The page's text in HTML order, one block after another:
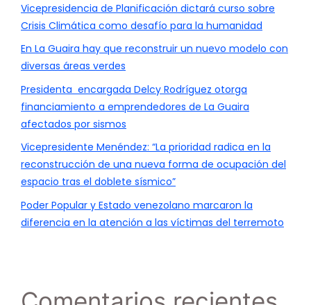
Vicepresidencia de Planificación dictará curso sobre
Crisis Climática como desafío para la humanidad
En La Guaira hay que reconstruir un nuevo modelo con
diversas áreas verdes
Presidenta encargada Delcy Rodríguez otorga
financiamiento a emprendedores de La Guaira
afectados por sismos
Vicepresidente Menéndez: “La prioridad radica en la
reconstrucción de una nueva forma de ocupación del
espacio tras el doblete sísmico”
Poder Popular y Estado venezolano marcaron la
diferencia en la atención a las víctimas del terremoto